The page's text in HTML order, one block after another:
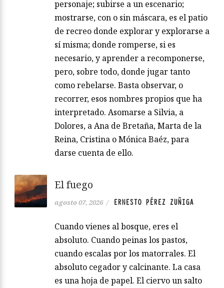
personaje; subirse a un escenario;
mostrarse, con o sin máscara, es el patio
de recreo donde explorar y explorarse a
sí misma; donde romperse, si es
necesario, y aprender a recomponerse,
pero, sobre todo, donde jugar tanto
como rebelarse. Basta observar, o
recorrer, esos nombres propios que ha
interpretado. Asomarse a Silvia, a
Dolores, a Ana de Bretaña, Marta de la
Reina, Cristina o Mónica Baéz, para
darse cuenta de ello.
El fuego
agosto 07, 2026 / ERNESTO PÉREZ ZUÑIGA
Cuando vienes al bosque, eres el
absoluto. Cuando peinas los pastos,
cuando escalas por los matorrales. El
absoluto cegador y calcinante. La casa
es una hoja de papel. El ciervo un salto